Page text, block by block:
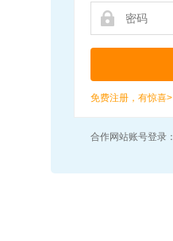
免费注册，有惊喜>
合作网站账号登录：